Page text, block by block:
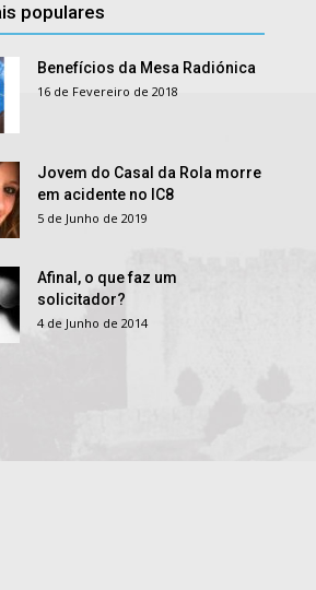
populares
Benefícios da Mesa Radiónica
16 de Fevereiro de 2018
Jovem do Casal da Rola morre
em acidente no IC8
5 de Junho de 2019
Afinal, o que faz um
solicitador?
4 de Junho de 2014